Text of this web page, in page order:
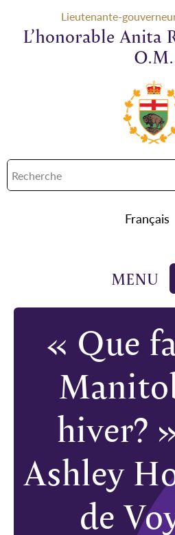
Lieutenante-
L’honorable Anita
O.M.
Français
« Que
hiver?
Ashley
de